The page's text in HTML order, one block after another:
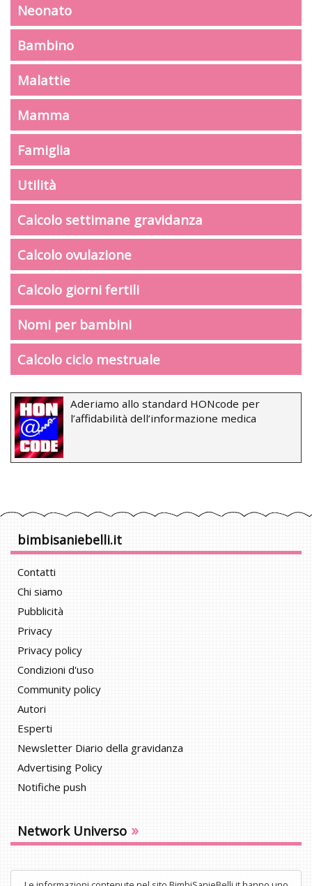
Neonato
Bambino
Malattie
Mamma
Famiglia
Utilità
Calcolo settimane gravidanza
Calcolo ovulazione
Calcolo giorni fertili
Nomi per bambini
Calcolo ciclo mestruale
Aderiamo allo standard HONcode per
l’affidabilità dell’informazione medica
bimbisaniebelli.it
Contatti
Chi siamo
Pubblicità
Privacy
Privacy policy
Condizioni d'uso
Community policy
Autori
Esperti
Newsletter Diario della gravidanza
Advertising Policy
Notifiche push
Network Universo »